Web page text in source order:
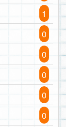
1
0
0
0
0
0